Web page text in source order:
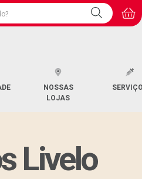
NOSSAS
LOJAS
Livelo